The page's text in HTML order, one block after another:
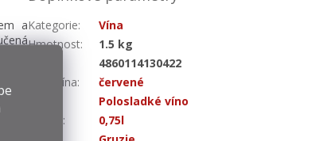
aKategorie:
Vína
Hmotnost:
1.5 kg
4860114130422
Druh vína:
červené
Polosladké víno
:
0,75l